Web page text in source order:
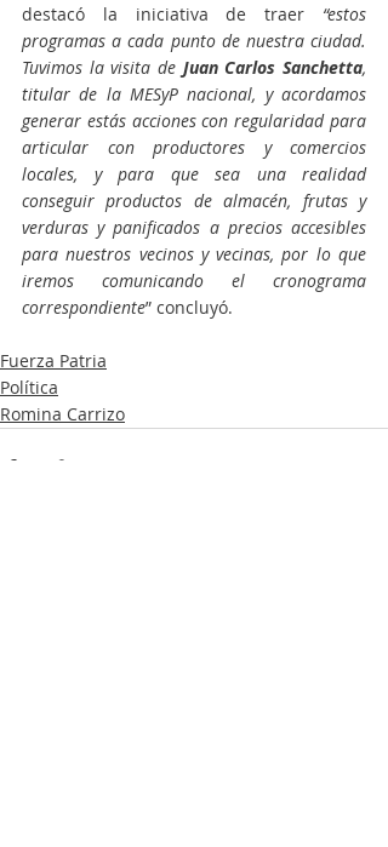
destacó la iniciativa de traer “estos
programas a cada punto de nuestra ciudad.
Tuvimos la visita de Juan Carlos Sanchetta,
titular de la MESyP nacional, y acordamos
generar estás acciones con regularidad para
articular con productores y comercios
locales, y para que sea una realidad
conseguir productos de almacén, frutas y
verduras y panificados a precios accesibles
para nuestros vecinos y vecinas, por lo que
iremos comunicando el cronograma
correspondiente” concluyó.
Fuerza Patria
Política
Romina Carrizo